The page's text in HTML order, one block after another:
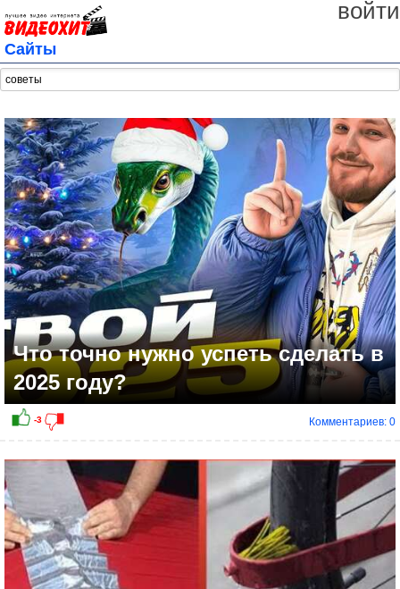
войти
Сайты
Что точно нужно успеть сделать в
2025 году?
Комментариев: 0